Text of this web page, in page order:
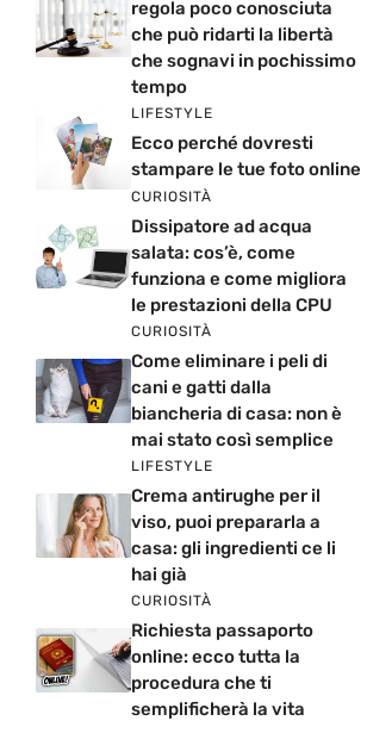
regola poco conosciuta
che può ridarti la libertà
che sognavi in pochissimo
tempo
LIFESTYLE
Ecco perché dovresti
stampare le tue foto online
CURIOSITÀ
Dissipatore ad acqua
salata: cos’è, come
funziona e come migliora
le prestazioni della CPU
CURIOSITÀ
Come eliminare i peli di
cani e gatti dalla
biancheria di casa: non è
mai stato così semplice
LIFESTYLE
Crema antirughe per il
viso, puoi prepararla a
casa: gli ingredienti ce li
hai già
CURIOSITÀ
Richiesta passaporto
online: ecco tutta la
procedura che ti
semplificherà la vita